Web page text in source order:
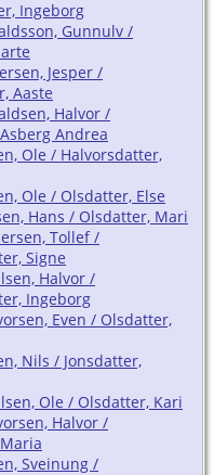
Ingeborg
Gunnulv /
Jesper /
Aaste
Halvor /
Andrea
Ole / Halvorsdatter,
Ole / Olsdatter, Else
Hans / Olsdatter, Mari
Tollef /
Signe
Halvor /
Ingeborg
Even / Olsdatter,
Nils / Jonsdatter,
Ole / Olsdatter, Kari
Halvor /
Sveinung /